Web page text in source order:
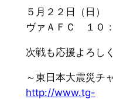
５月２２日（日
ヴァＡＦＣ １０
次戦も応援よろし
～東日本大震災チ
http://www.tg-